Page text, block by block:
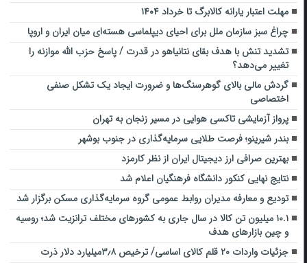
مهلت اعتبار یارانه کالابرگ تا خرداد ۱۴۰۴
چراغ سبز سازمان ملل برای احیای دیپلماسی هسته‌ای میان ایران و اروپا
تشدید تنش با هدف بقای نتانیاهو در قدرت / پاسخ حزب الله موازنه را
تغییر می‌دهد؟
گردش مالی بالای گوهرسنگ‌ها و ضرورت ایجاد یک تشکل صنفی
اختصاصی
پرواز آزمایشی تاکسی هوایی در مسیر زنجان به تهران
بندر شیرینو؛ فرصت طلایی سرمایه‌گذاری در جنوب بوشهر
بهترین صرافی ارز دیجیتال ایران از نظر کارمزد
نتایج نهایی کنکور دانشگاه فرهنگیان اعلام شد
تودیع و معارفه مدیران روابط عمومی گروه سرمایه‌گذاری مسکن برگزار شد
۱۰.۱ میلیون تن کالا در سال جاری به کشورهای مختلف ترانزیت شد؛ روسیه
و چین بازارهای هدف
جزئیات واردات ۲۰ قلم کالای اساسی/ ترخیص ۳٫۸میلیارد دلار ذرت